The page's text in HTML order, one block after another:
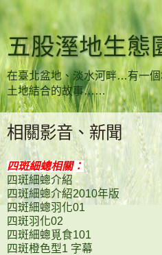
五股溼地生態
在臺北盆地、淡水河畔…有一
土地結合的故事……
相關影音、新聞
四斑細蟌相關：
四斑細蟌介紹
四斑細蟌介紹2010年版
四斑細蟌羽化01
四斑羽化02
四斑細蟌覓食101
四斑橙色型1 字幕